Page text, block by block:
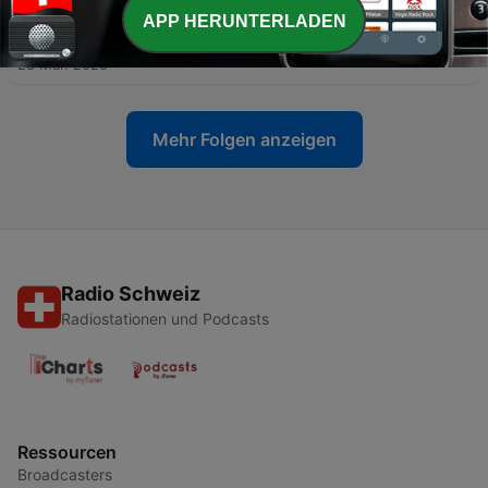
21 - Sébastien, Flic et scientifique
28 Mär. 2025
Mehr Folgen anzeigen
Radio Schweiz
Radiostationen und Podcasts
Ressourcen
Broadcasters
APP HERUNTERLADEN